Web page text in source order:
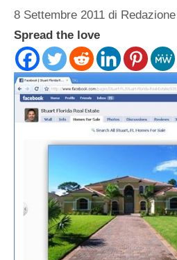
8 Settembre 2011 di Redazione
Spread the love